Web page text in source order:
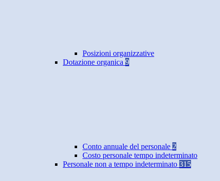
Posizioni organizzative
Dotazione organica 9
Conto annuale del personale 2
Costo personale tempo indeterminato
Personale non a tempo indeterminato 315